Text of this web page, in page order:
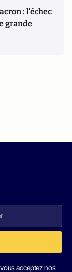
: l’échec
grande
acceptez nos